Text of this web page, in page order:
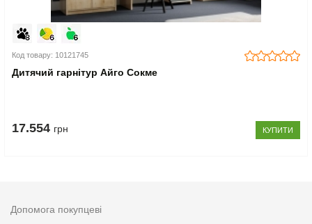
Код товару: 10121745
Дитячий гарнітур Айго Сокме
17.554 грн КУПИТИ
Допомога покупцеві